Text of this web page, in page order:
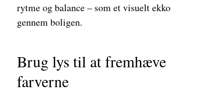
rytme og balance – som et visuelt ekko
gennem boligen.
Brug lys til at fremhæve
farverne